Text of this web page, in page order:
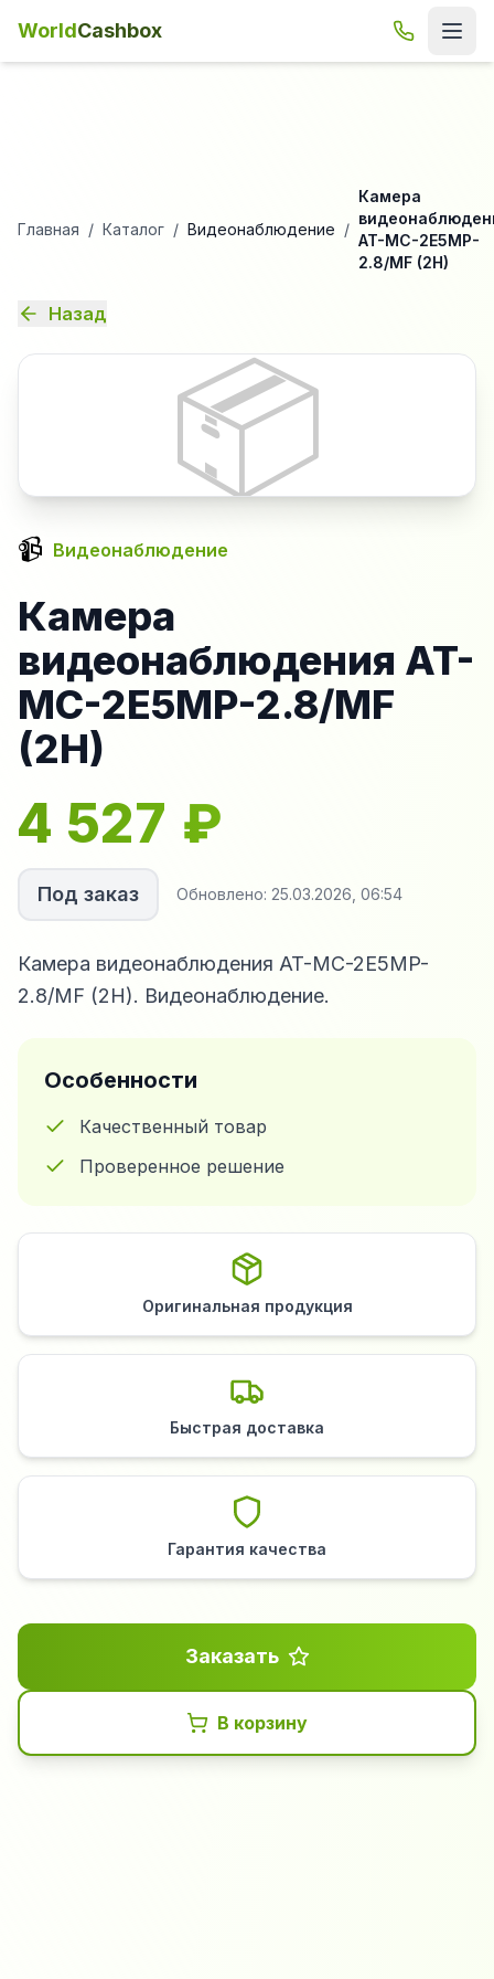
WorldCashbox
Главная / Каталог / Видеонаблюдение /
Камера
AT-MC-2E5MP-
2.8/MF (2H)
Назад
📦
📹 Видеонаблюдение
Камера
видеонаблюдения AT-
MC-2E5MP-2.8/MF
(2H)
4 527 ₽
Под заказ Обновлено: 25.03.2026, 06:54
Камера видеонаблюдения AT-MC-2E5MP-
2.8/MF (2H). Видеонаблюдение.
Особенности
Качественный товар
Проверенное решение
Оригинальная продукция
Быстрая доставка
Гарантия качества
Заказать
В корзину